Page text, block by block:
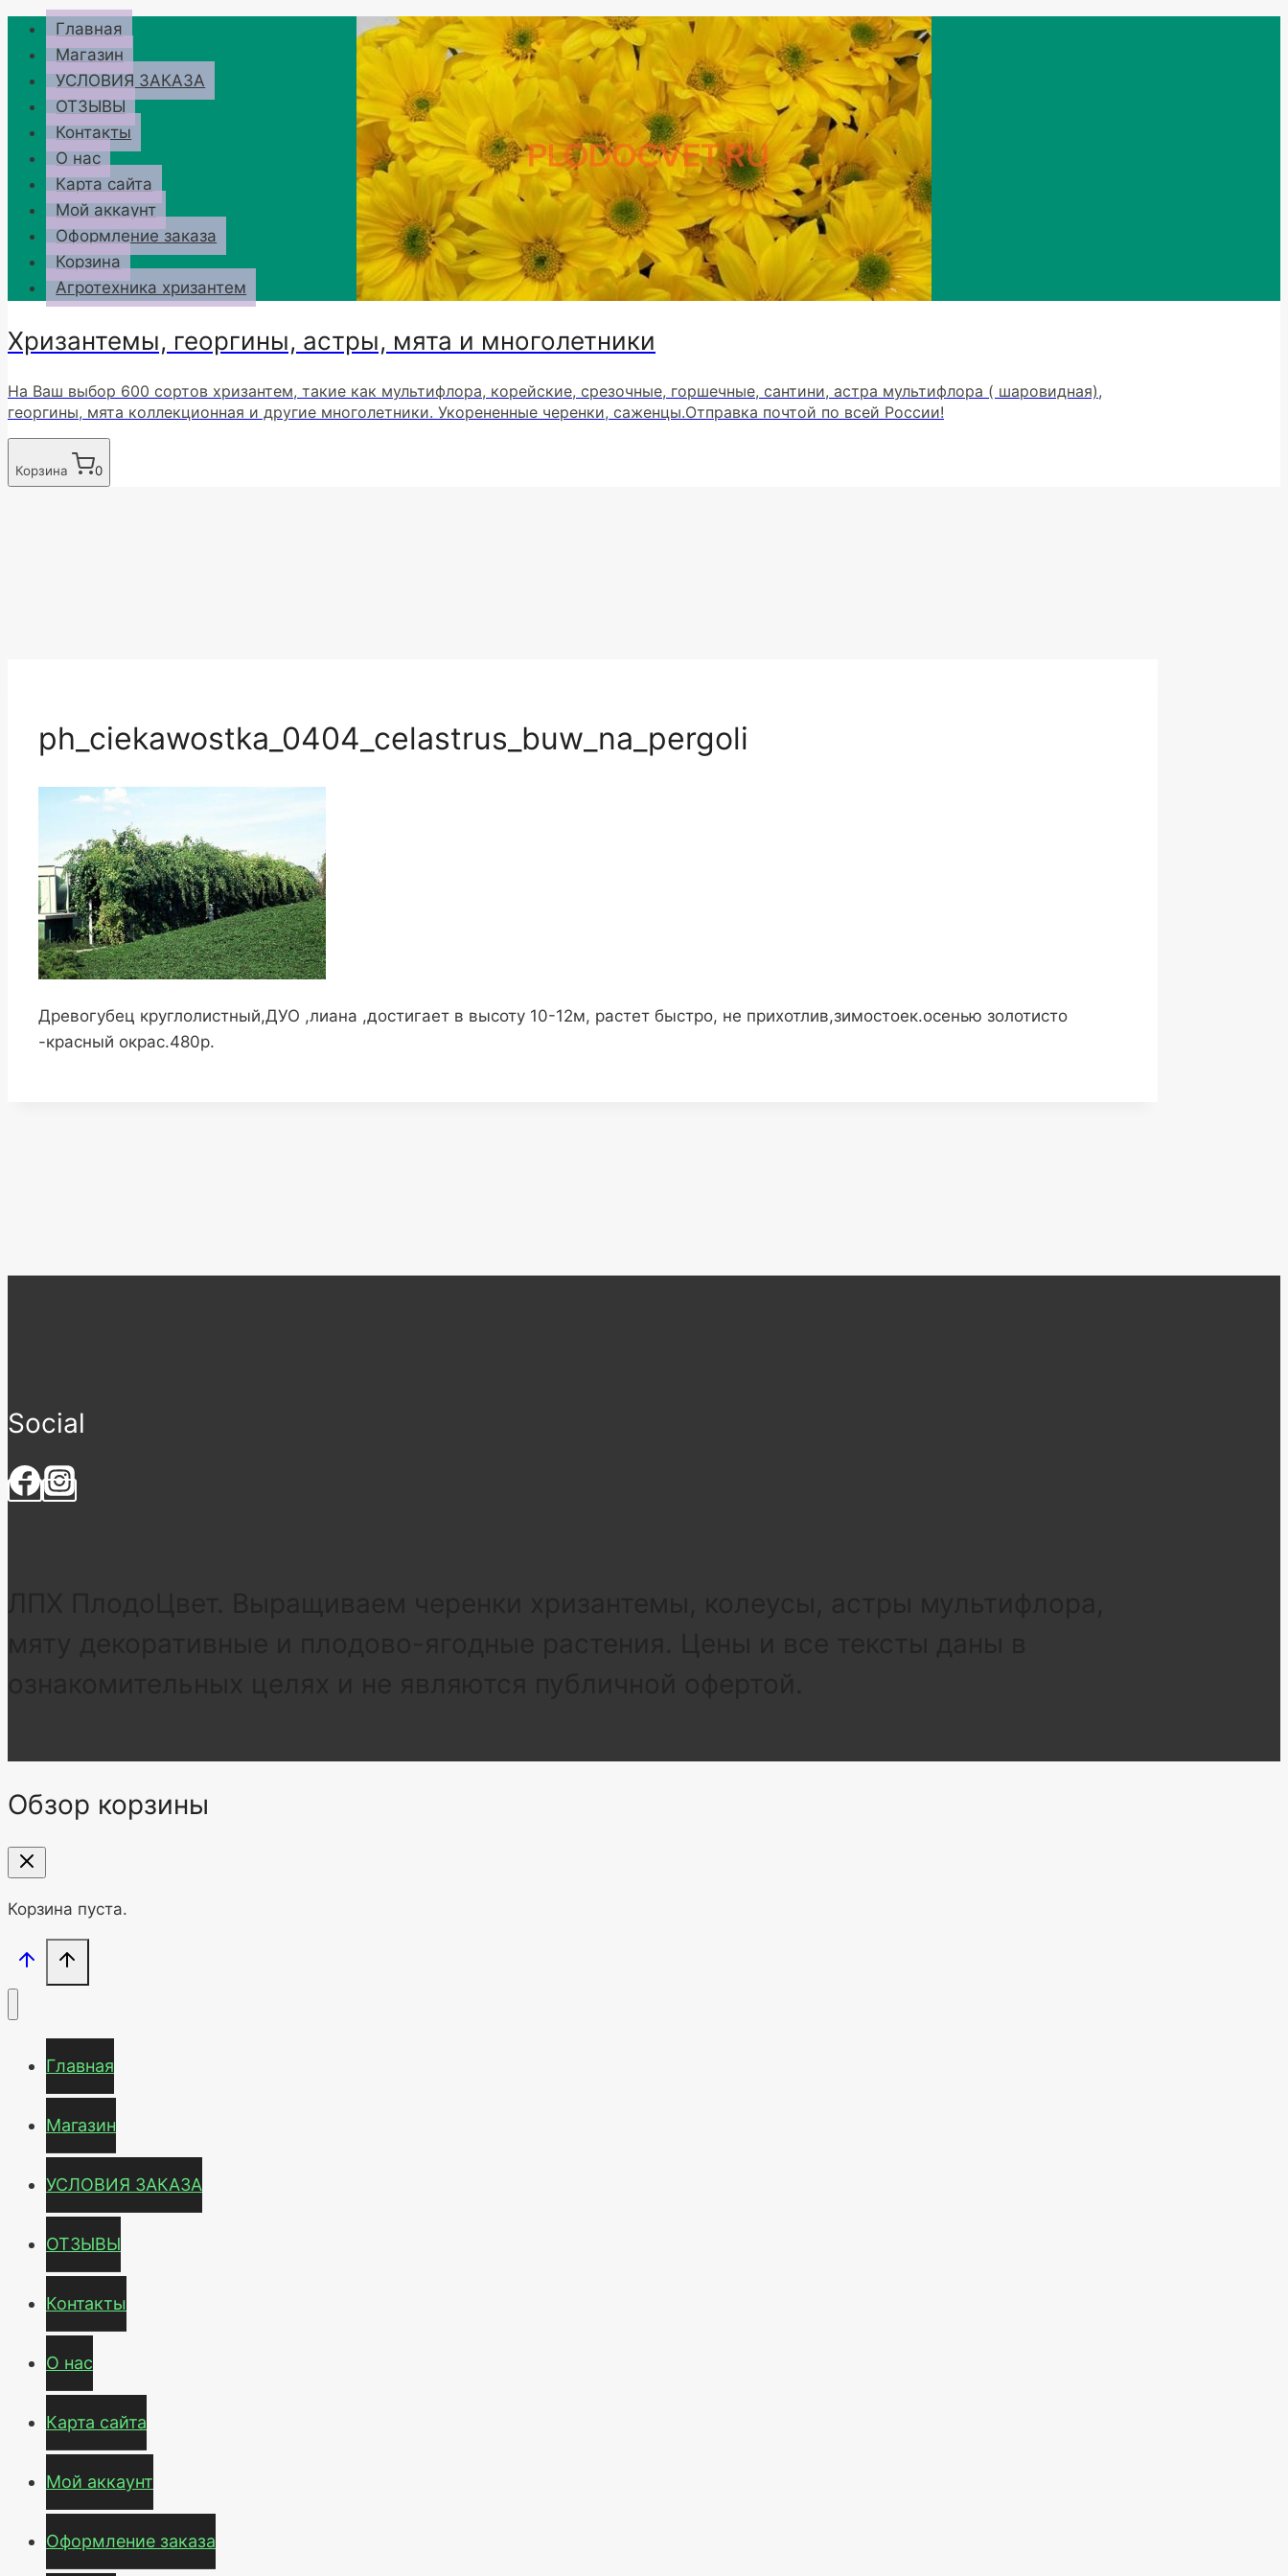
Перейти
содержимому
Главная
Магазин
УСЛОВИЯ ЗАКАЗА
ОТЗЫВЫ
Контакты
О нас
Карта сайта
Мой аккаунт
Оформление заказа
Корзина
Агротехника хризантем
Хризантемы, георгины, астры, мята и многолетники
На Ваш выбор 600 сортов хризантем, такие как мультифлора, корейские, срезочные, горшечные, сантини, астра мультифлора ( шаровидная),
георгины, мята коллекционная и другие многолетники. Укорененные черенки, саженцы.Отправка почтой по всей России!
Корзина 0
ph_ciekawostka_0404_celastrus_buw_na_pergoli
Древогубец круглолистный,ДУО ,лиана ,достигает в высоту 10-12м, растет быстро, не прихотлив,зимостоек.осенью золотисто
-красный окрас.480р.
Social
Обзор корзины
Корзина пуста.
Главная
Магазин
УСЛОВИЯ ЗАКАЗА
ОТЗЫВЫ
Контакты
О нас
Карта сайта
Мой аккаунт
Оформление заказа